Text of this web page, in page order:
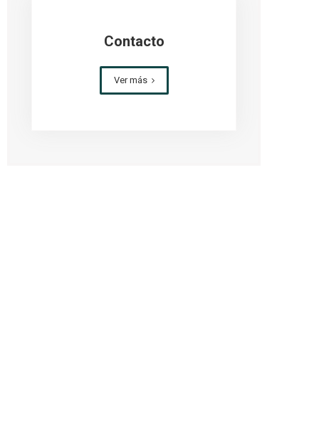
Iluminación solar perimetral y de
Contacto
Ver más